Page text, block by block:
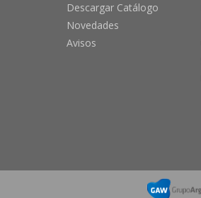
Descargar Catálogo
Novedades
Avisos